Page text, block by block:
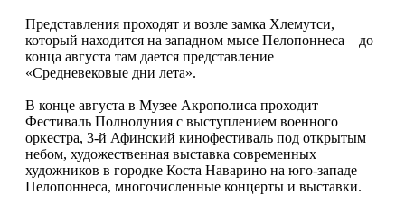
Представления проходят и возле замка Хлемутси,
который находится на западном мысе Пелопоннеса – до
конца августа там дается представление
«Средневековые дни лета».
В конце августа в Музее Акрополиса проходит
Фестиваль Полнолуния с выступлением военного
оркестра, 3-й Афинский кинофестиваль под открытым
небом, художественная выставка современных
художников в городке Коста Наварино на юго-западе
Пелопоннеса, многочисленные концерты и выставки.